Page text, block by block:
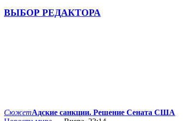
ВЫБОР РЕДАКТОРА
СюжетАдские санкции. Решение Сената США